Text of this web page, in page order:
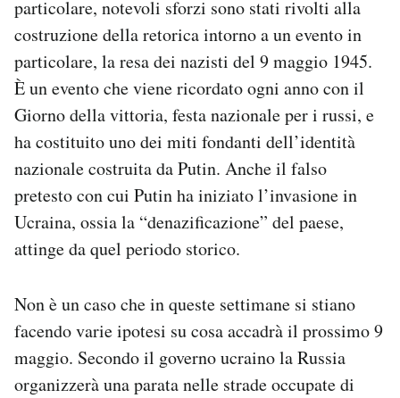
particolare, notevoli sforzi sono stati rivolti alla
costruzione della retorica intorno a un evento in
particolare, la resa dei nazisti del 9 maggio 1945.
È un evento che viene ricordato ogni anno con il
Giorno della vittoria, festa nazionale per i russi, e
ha costituito uno dei miti fondanti dell’identità
nazionale costruita da Putin. Anche il falso
pretesto con cui Putin ha iniziato l’invasione in
Ucraina, ossia la “denazificazione” del paese,
attinge da quel periodo storico.
Non è un caso che in queste settimane si stiano
facendo varie ipotesi su cosa accadrà il prossimo 9
maggio. Secondo il governo ucraino la Russia
organizzerà una parata nelle strade occupate di